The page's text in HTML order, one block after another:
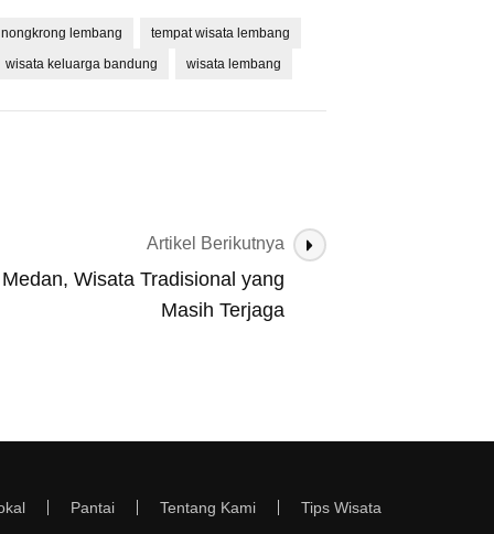
lembang
tempat wisata lembang
wisata keluarga bandung
wisata lembang
Artikel Berikutnya
Wisata Tradisional yang
Masih Terjaga
Pantai Tentang Kami Tips Wisata